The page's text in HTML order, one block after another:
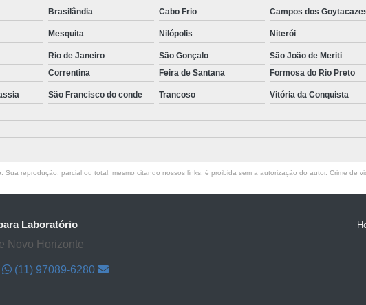
Equipamento
Equipamento para
Equipamento para Laboratório
Equipamento de
Equipamento de Laboratório de Bioquímica
Equipamento de Laboratório Químico
Equipamento
Equipamento para
Equipamento para Laboratório
Brasilândia Cabo Frio Campos dos
Mesquita Nilópolis Niterói
Rio de Janeiro São Gonçalo São João de Meriti
Correntina Feira de Santana Formosa do Rio Preto
São Francisco do conde Trancoso
Vitória da Conquista
reprodução, parcial ou total, mesmo citando nossos links, é proibida sem a autorização do autor. Crime de
Laboratório
Novo Horizonte
(11) 97089-6280